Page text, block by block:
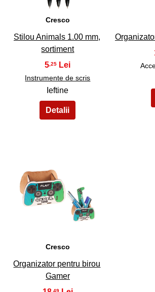
Cresco
Stilou Animals 1.00 mm,
sortiment
5 ,25
Instrumente de scris
Ieftine
35
Cresco
Organizator pentru birou
Gamer
,49